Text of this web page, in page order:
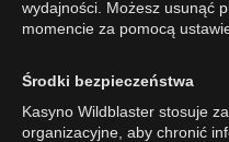
wydajności. Możesz usunąć
momencie za pomocą
Środki bezpieczeństwa
Kasyno Wildblaster stosuje
organizacyjne, aby chronić